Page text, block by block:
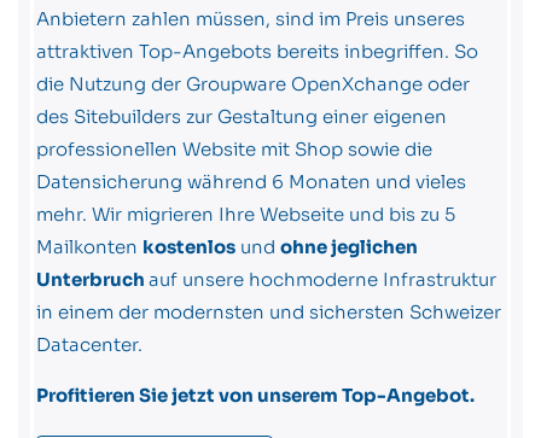
Anbietern zahlen müssen, sind im Preis unseres
attraktiven Top-Angebots bereits inbegriffen. So
die Nutzung der Groupware OpenXchange oder
des Sitebuilders zur Gestaltung einer eigenen
professionellen Website mit Shop sowie die
Datensicherung während 6 Monaten und vieles
mehr. Wir migrieren Ihre Webseite und bis zu 5
Mailkonten kostenlos und ohne jeglichen
Unterbruch auf unsere hochmoderne Infrastruktur
in einem der modernsten und sichersten Schweizer
Datacenter.
Profitieren Sie jetzt von unserem Top-Angebot.